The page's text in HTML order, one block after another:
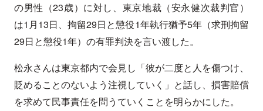
の男性（23歳）に対し、東京地裁（安永健次裁判官）
は1月13日、拘留29日と懲役1年執行猶予5年（求刑拘留
29日と懲役1年）の有罪判決を言い渡した。
松永さんは東京都内で会見し「彼が二度と人を傷つけ、
貶めることのないよう注視していく」と話し、損害賠償
を求めて民事責任を問うていくことを明らかにした。